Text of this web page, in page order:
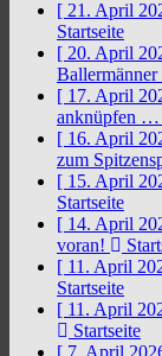
[ 21. April
Startseite
[ 20. April
[ 17. April
anknüpfen …
[ 16. April
zum
[ 15. April
Startseite
[ 14. April
voran!
[ 11. April
Startseite
[ 11. April
Startseite
[ 7. April